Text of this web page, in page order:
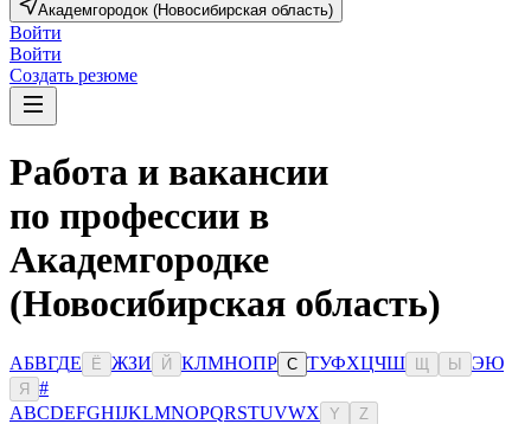
Академгородок (Новосибирская область)
Войти
Войти
Создать резюме
Работа и вакансии
по профессии в
Академгородке
(Новосибирская область)
АБВГДЕ Ё ЖЗИ Й КЛМНОПР С ТУФХЦЧШ Ы ЭЮ
Я
#
ABCDEFGHIJKLMNOPQRSTUVWX Y Z